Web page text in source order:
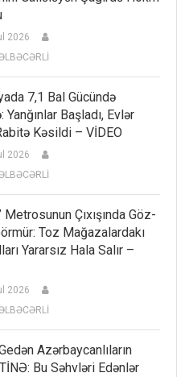
2026
7,1 Bal Gücündə
Yanğınlar Başladı, Evlər
Kəsildi – VİDEO
2026
Metrosunun Çıxışında Göz-
Toz Mağazalardakı
Yararsız Hala Salır –
2026
Azərbaycanlıların
Bu Səhvləri Edənlər